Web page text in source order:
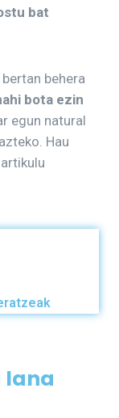
bat
behera
bota ezin
egun natural
Hau
lana